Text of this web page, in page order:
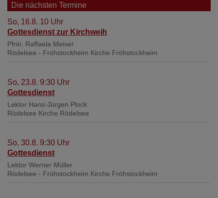
Die nächsten Termine
So, 16.8. 10 Uhr
Gottesdienst zur Kirchweih
Pfrin. Raffaela Meiser
Rödelsee - Fröhstockheim Kirche Fröhstockheim
So, 23.8. 9:30 Uhr
Gottesdienst
Lektor Hans-Jürgen Plock
Rödelsee Kirche Rödelsee
So, 30.8. 9:30 Uhr
Gottesdienst
Lektor Werner Müller
Rödelsee - Fröhstockheim Kirche Fröhstockheim